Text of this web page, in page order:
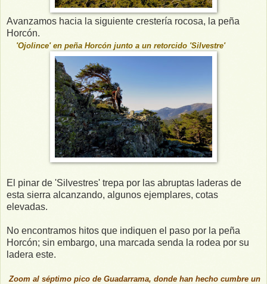
Avanzamos hacia la siguiente crestería rocosa, la peña
Horcón.
'Ojolince' en peña Horcón junto a un retorcido 'Silvestre'
El pinar de 'Silvestres' trepa por las abruptas laderas de
esta sierra alcanzando, algunos ejemplares, cotas
elevadas.
No encontramos hitos que indiquen el paso por la peña
Horcón; sin embargo, una marcada senda la rodea por su
ladera este.
Zoom al séptimo pico de Guadarrama, donde han hecho cumbre un